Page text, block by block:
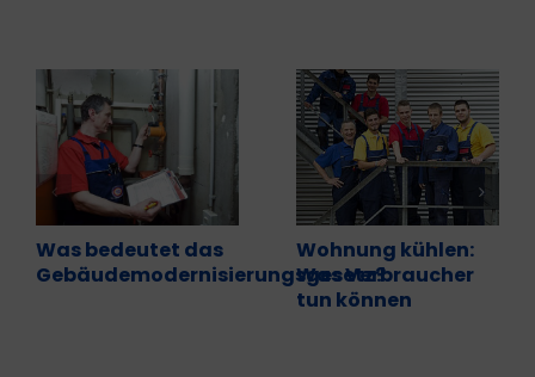
Was bedeutet das
Gebäudemodernisierungsgesetz?
Wohnung kühlen:
Was Verbraucher
tun können